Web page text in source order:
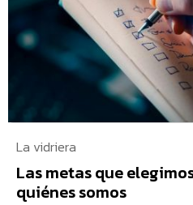
La vidriera
Las metas que
quiénes somos